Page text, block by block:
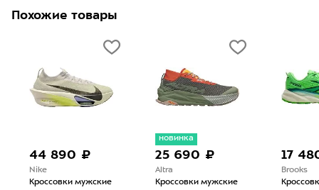
Похожие товары
44 890 ₽
Nike
Кроссовки мужские
новинка
25 690 ₽
Altra
Кроссовки мужские
17
Brooks